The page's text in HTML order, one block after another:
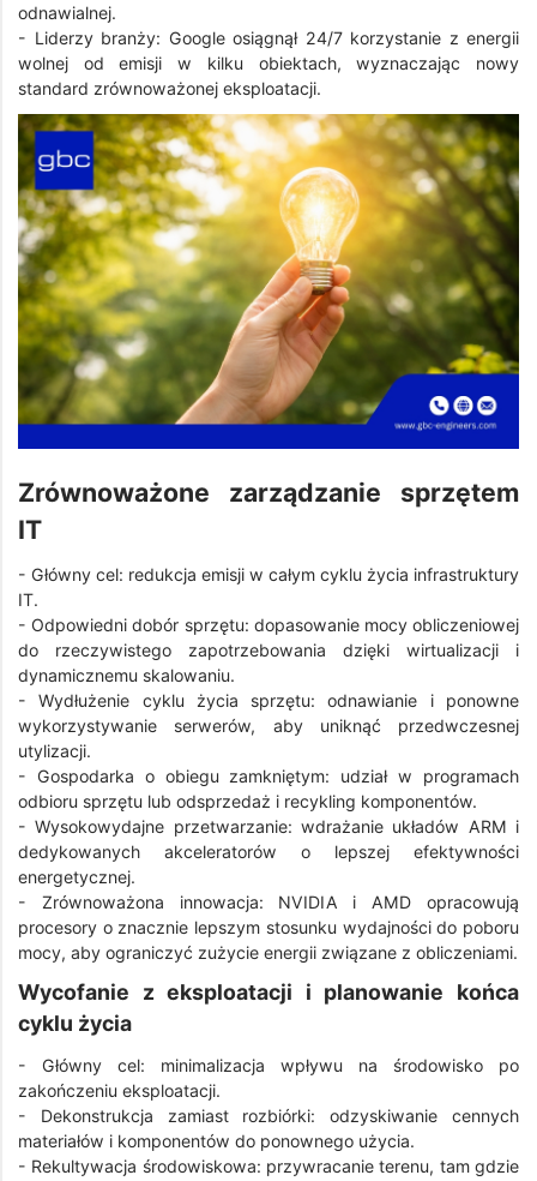
odnawialnej.
- Liderzy branży: Google osiągnął 24/7 korzystanie z energii
wolnej od emisji w kilku obiektach, wyznaczając nowy
standard zrównoważonej eksploatacji.
Zrównoważone zarządzanie sprzętem
IT
- Główny cel: redukcja emisji w całym cyklu życia infrastruktury
IT.
- Odpowiedni dobór sprzętu: dopasowanie mocy obliczeniowej
do rzeczywistego zapotrzebowania dzięki wirtualizacji i
dynamicznemu skalowaniu.
- Wydłużenie cyklu życia sprzętu: odnawianie i ponowne
wykorzystywanie serwerów, aby uniknąć przedwczesnej
utylizacji.
- Gospodarka o obiegu zamkniętym: udział w programach
odbioru sprzętu lub odsprzedaż i recykling komponentów.
- Wysokowydajne przetwarzanie: wdrażanie układów ARM i
dedykowanych akceleratorów o lepszej efektywności
energetycznej.
- Zrównoważona innowacja: NVIDIA i AMD opracowują
procesory o znacznie lepszym stosunku wydajności do poboru
mocy, aby ograniczyć zużycie energii związane z obliczeniami.
Wycofanie z eksploatacji i planowanie końca
cyklu życia
- Główny cel: minimalizacja wpływu na środowisko po
zakończeniu eksploatacji.
- Dekonstrukcja zamiast rozbiórki: odzyskiwanie cennych
materiałów i komponentów do ponownego użycia.
- Rekultywacja środowiskowa: przywracanie terenu, tam gdzie